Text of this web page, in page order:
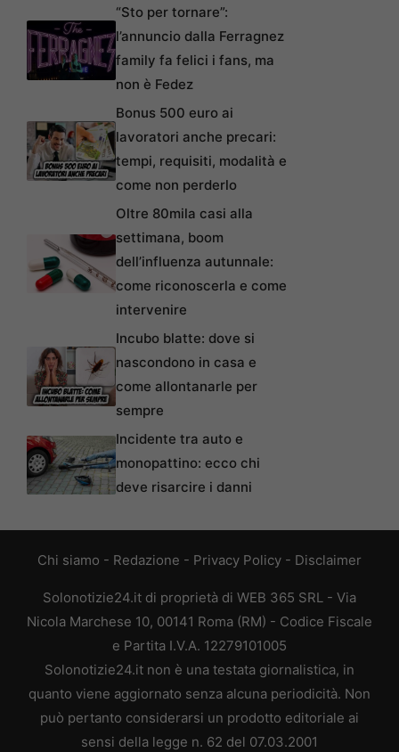
“Sto per tornare”:
l’annuncio dalla Ferragnez
family fa felici i fans, ma
non è Fedez
Bonus 500 euro ai
lavoratori anche precari:
tempi, requisiti, modalità e
come non perderlo
Oltre 80mila casi alla
settimana, boom
dell’influenza autunnale:
come riconoscerla e come
intervenire
Incubo blatte: dove si
nascondono in casa e
come allontanarle per
sempre
Incidente tra auto e
monopattino: ecco chi
deve risarcire i danni
Chi siamo - Redazione - Privacy Policy - Disclaimer
Solonotizie24.it di proprietà di WEB 365 SRL - Via
Nicola Marchese 10, 00141 Roma (RM) - Codice Fiscale
e Partita I.V.A. 12279101005
Solonotizie24.it non è una testata giornalistica, in
quanto viene aggiornato senza alcuna periodicità. Non
può pertanto considerarsi un prodotto editoriale ai
sensi della legge n. 62 del 07.03.2001